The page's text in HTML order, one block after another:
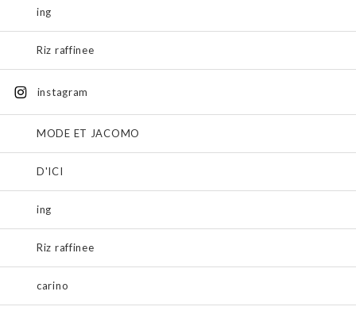
ing
Riz raffinee
instagram
MODE ET JACOMO
D'ICI
ing
Riz raffinee
carino